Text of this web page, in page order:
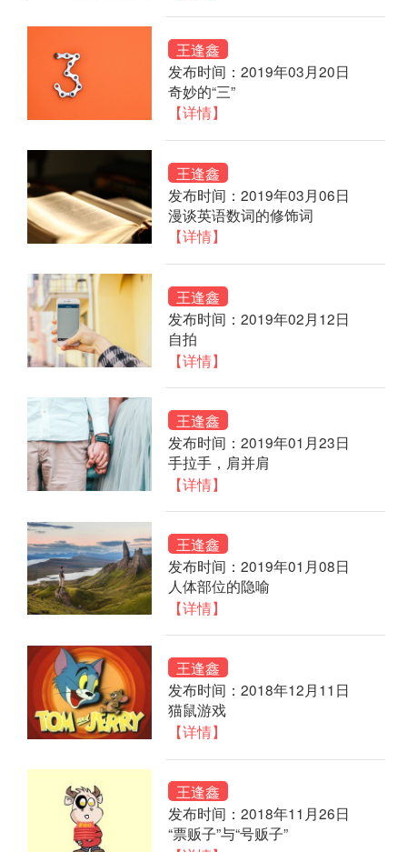
王逢鑫
发布时间：2019年03月20日
奇妙的“三”
【详情】
王逢鑫
发布时间：2019年03月06日
漫谈英语数词的修饰词
【详情】
王逢鑫
发布时间：2019年02月12日
自拍
【详情】
王逢鑫
发布时间：2019年01月23日
手拉手，肩并肩
【详情】
王逢鑫
发布时间：2019年01月08日
人体部位的隐喻
【详情】
王逢鑫
发布时间：2018年12月11日
猫鼠游戏
【详情】
王逢鑫
发布时间：2018年11月26日
“票贩子”与“号贩子”